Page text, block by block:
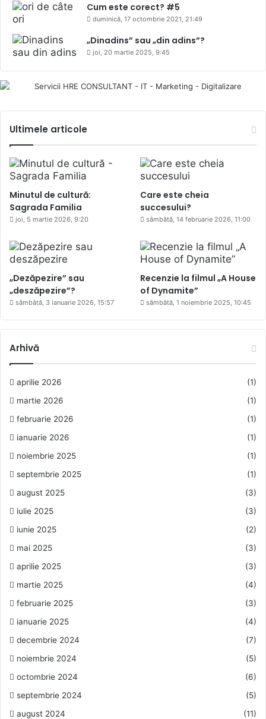
Cum este corect? #5
duminică, 17 octombrie 2021, 21:49
„Dinadins” sau „din adins”?
joi, 20 martie 2025, 9:45
Ultimele articole
Minutul de cultură:
Sagrada Familia
joi, 5 martie 2026, 9:20
Care este cheia
succesului?
sâmbătă, 14 februarie 2026, 11:00
„Dezăpezire” sau
„deszăpezire”?
sâmbătă, 3 ianuarie 2026, 15:57
Recenzie la filmul „A House
of Dynamite”
sâmbătă, 1 noiembrie 2025, 10:45
Arhivă
aprilie 2026
(1)
martie 2026
(1)
februarie 2026
(1)
ianuarie 2026
(1)
noiembrie 2025
(1)
septembrie 2025
(1)
august 2025
(3)
iulie 2025
(3)
iunie 2025
(2)
mai 2025
(3)
aprilie 2025
(3)
martie 2025
(4)
februarie 2025
(3)
ianuarie 2025
(4)
decembrie 2024
(7)
noiembrie 2024
(5)
octombrie 2024
(6)
septembrie 2024
(5)
august 2024
(11)